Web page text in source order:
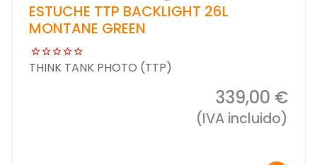
ESTUCHE TTP BACKLIGHT 26L
MONTANE GREEN
THINK TANK PHOTO (TTP)
339,00 €
(IVA incluido)